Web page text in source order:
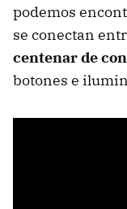
podemos
se conectan
centenar de
botones e